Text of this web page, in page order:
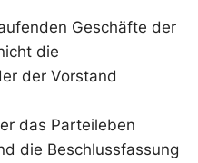
Geschäfte der
die
der Vorstand
das Parteileben
die Beschlussfassung